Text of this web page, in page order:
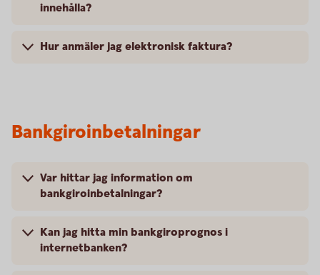
innehålla?
Hur anmäler jag elektronisk faktura?
Bankgiroinbetalningar
Var hittar jag information om
bankgiroinbetalningar?
Kan jag hitta min bankgiroprognos i
internetbanken?